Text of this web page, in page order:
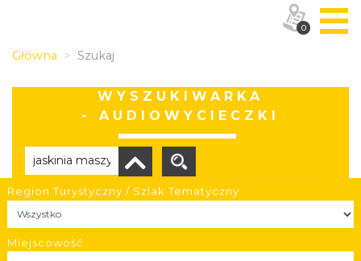
Główna Szukaj
WYSZUKIWARKA
- AUDIOWYCIECZKI
Region Turystyczny / Szlak Tematyczny
MiejscowośćBrak wyników
0